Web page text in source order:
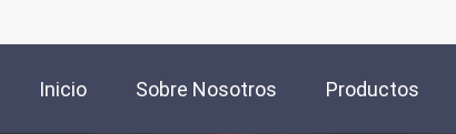
Inicio Sobre Nosotros Productos